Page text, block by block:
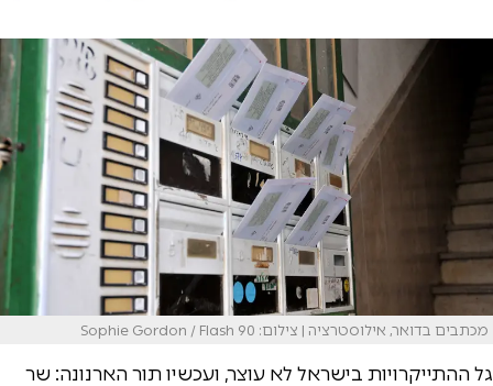
מכתבים בדואר, אילוסטרציה | צילום: Sophie Gordon / Flash 90
גל ההתייקרויות בישראל לא עוצר, ועכשיו תור הארנונה: שר